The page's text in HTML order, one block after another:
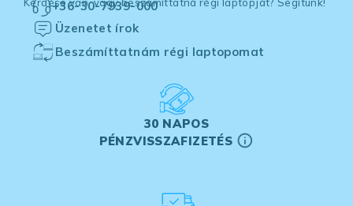
+36-30-7939-000
Üzenetet írok
Beszámíttatnám régi laptopomat
30 NAPOS
PÉNZVISSZAFIZETÉS